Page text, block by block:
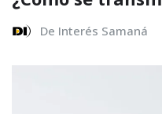
De Interés Samaná